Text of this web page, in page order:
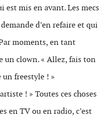
est mis en avant. Les mecs
d’en refaire et qui
moments, en tant
un clown. « Allez, fais ton
un freestyle ! »
! » Toutes ces choses
en TV ou en radio, c’est